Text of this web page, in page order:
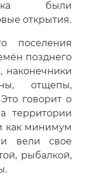
были
открытия.
поселения
позднего
наконечники
отщепы,
говорит о
территории
как минимум
вели свое
рыбалкой,